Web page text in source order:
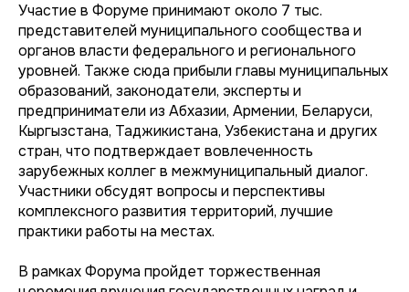
Участие в Форуме принимают около 7 тыс.
представителей муниципального сообщества и
органов власти федерального и регионального
уровней. Также cюда прибыли главы муниципальных
образований, законодатели, эксперты и
предприниматели из Абхазии, Армении, Беларуси,
Кыргызстана, Таджикистана, Узбекистана и других
стран, что подтверждает вовлеченность
зарубежных коллег в межмуниципальный диалог.
Участники обсудят вопросы и перспективы
комплексного развития территорий, лучшие
практики работы на местах.
В рамках Форума пройдет торжественная